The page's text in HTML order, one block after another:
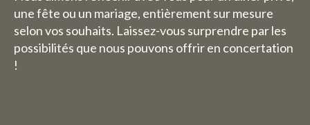
une fête ou un mariage, entièrement sur mesure
selon vos souhaits. Laissez-vous surprendre par les
possibilités que nous pouvons offrir en concertation
!